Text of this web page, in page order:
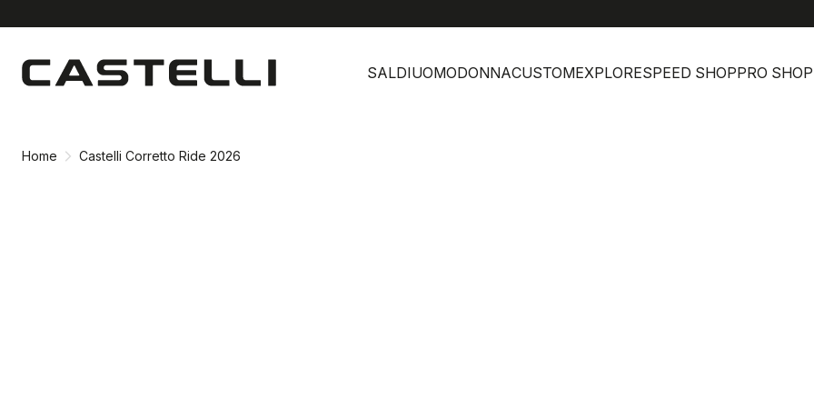
contenuto
navigazione
SALDIUOMODONNACUSTOMEXPLORESPEED SHOPPRO SHOP
Home Castelli Corretto Ride 2026